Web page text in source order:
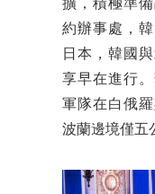
擴，積極準
約辦事處，
日本，韓國
享早在進行
軍隊在白俄
波蘭邊境僅五